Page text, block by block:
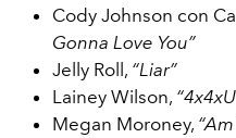
Cody Johnson con
Gonna Love You”
Jelly Roll, “Liar”
Lainey Wilson,
Megan Moroney,